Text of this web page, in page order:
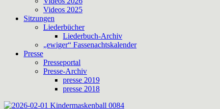
Videos 2025
Sitzungen
Liederbücher
Liederbuch-Archiv
„ewiger“ Fassenachtskalender
Presse
Presseportal
Presse-Archiv
presse 2019
presse 2018